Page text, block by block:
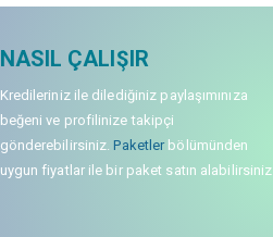
NASIL ÇALIŞIR
Kredileriniz ile dilediğiniz paylaşımınıza
beğeni ve profilinize takipçi
gönderebilirsiniz.Paketler bölümünden
uygun fiyatlar ile bir paket satın alabilirsiniz.